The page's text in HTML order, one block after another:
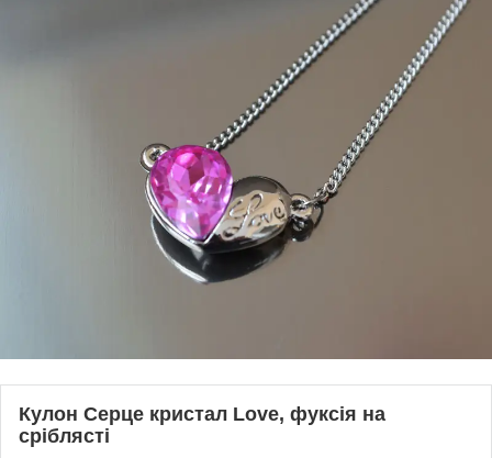
Кулон Серце кристал Love, фуксія на
сріблясті